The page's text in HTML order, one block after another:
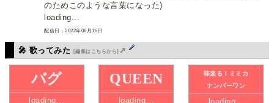
のためこのような言葉になった)
loading...
配信日：2022年06月16日
🎤 歌ってみた [編集はこちらから] ➚
バグ
loading...
QUEEN
loading...
味楽る！ミミカ
ナンバーワン